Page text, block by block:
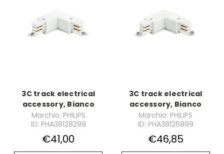
3C track electrical
accessory, Bianco
Marchio: PHILIPS
ID: PHA38128299
€41,00
3C track electrical
accessory, Bianco
Marchio: PHILIPS
ID: PHA38126899
€46,85